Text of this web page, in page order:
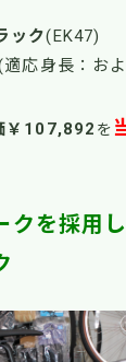
ック(EK47)
応身長：お
￥107,892 を
クを採用